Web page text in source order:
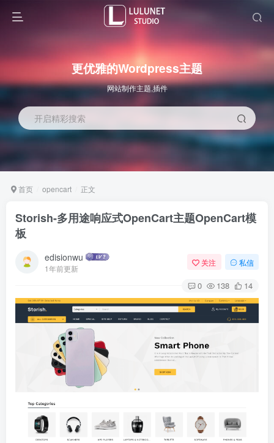
更优雅的Wordpress主题
网站制作主题,插件
开启精彩搜索
首页 opencart 正文
Storish-多用途响应式OpenCart主题OpenCart模
板
edisionwu
1年前更新
关注 私信
0 138 14